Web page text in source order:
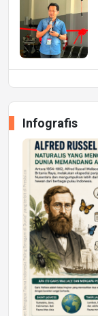
Infografis